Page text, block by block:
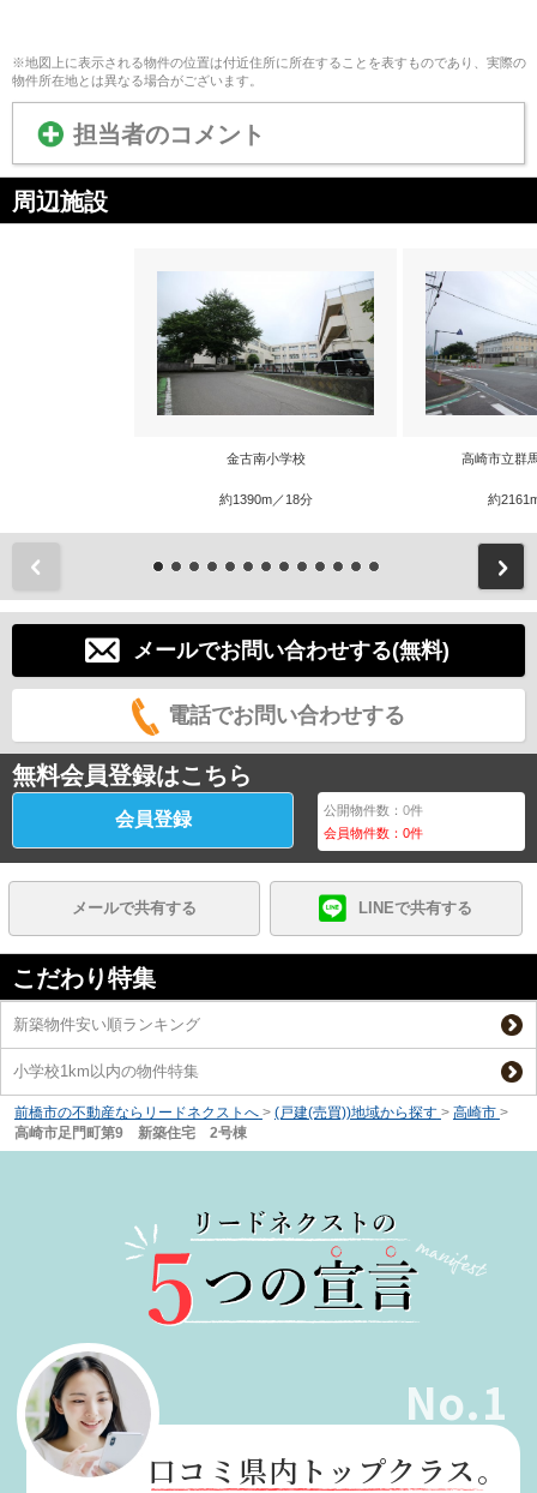
※地図上に表示される物件の位置は付近住所に所在することを表すものであり、実際の
物件所在地とは異なる場合がございます。
担当者のコメント
周辺施設
金古南小学校
約1390m／18分
高崎市立群
約
メールでお問い合わせする(無料)
電話でお問い合わせする
無料会員登録はこちら
会員登録 公開物件数：0件
会員物件数：0件
メールで共有する LINEで共有する
こだわり特集
新築物件安い順ランキング
小学校1km以内の物件特集
前橋市の不動産ならリードネクストへ > (戸建(売買))地域から探す > 高崎市 >
高崎市足門町第9 新築住宅 2号棟
No.1
口コミ県内トップクラス。